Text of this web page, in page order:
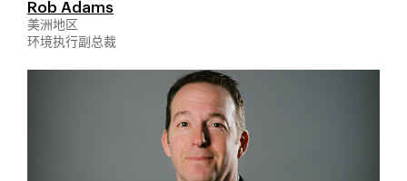
Rob Adams
美洲地区
环境执行副总裁